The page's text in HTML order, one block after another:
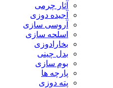
آثار چرمی
آجیده دوزی
آروسی سازی
اسلحه سازی
بخارادوزی
بدل چینی
بوم سازی
پارچه ها
پته دوزی